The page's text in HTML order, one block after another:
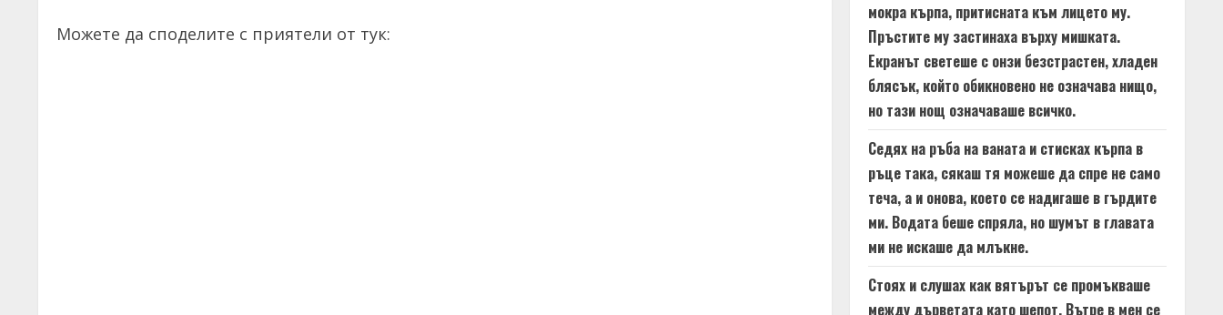
Можете да споделите с приятели от тук:
мокра кърпа, притисната към лицето му.
Пръстите му застинаха върху мишката.
Екранът светеше с онзи безстрастен, хладен
блясък, който обикновено не означава нищо,
но тази нощ означаваше всичко.
Седях на ръба на ваната и стисках кърпа в
ръце така, сякаш тя можеше да спре не само
теча, а и онова, което се надигаше в гърдите
ми. Водата беше спряла, но шумът в главата
ми не искаше да млъкне.
Стоях и слушах как вятърът се промъкваше
между дърветата като шепот. Вътре в мен се